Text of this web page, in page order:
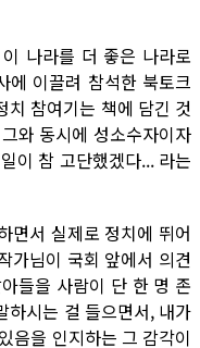
나라를 더 좋은 나라로
에 이끌려 참석한 북토크
치 참여기는 책에 담긴 것
와 동시에 성소수자이자
이 참 고단했겠다... 라는
면서 실제로 정치에 뛰어
가님이 국회 앞에서 의견
들을 사람이 단 한 명 존
하시는 걸 들으면서, 내가
음을 인지하는 그 감각이